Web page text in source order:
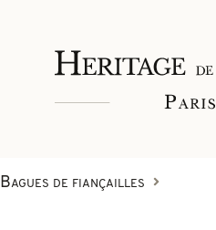
Bagues de fiançailles